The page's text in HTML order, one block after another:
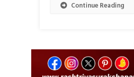
Continue Reading